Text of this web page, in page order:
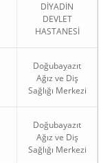
DİYADİN
DEVLET
HASTANESİ
Doğubayazıt
Ağız ve Diş
Sağlığı Merkezi
Doğubayazıt
Ağız ve Diş
Sağlığı Merkezi